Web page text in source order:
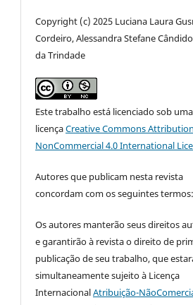
Copyright (c) 2025 Luciana Laura
Cordeiro, Alessandra Stefane
da Trindade
Este trabalho está licenciado sob uma
licençaCreative Commons
NonCommercial 4.0 International
Autores que publicam nesta revista
concordam com os seguintes termos:
Os autores manterão seus direitos
e garantirão à revista o direito de
publicação de seu trabalho, que
simultaneamente sujeito à Licença
InternacionalAtribuição-